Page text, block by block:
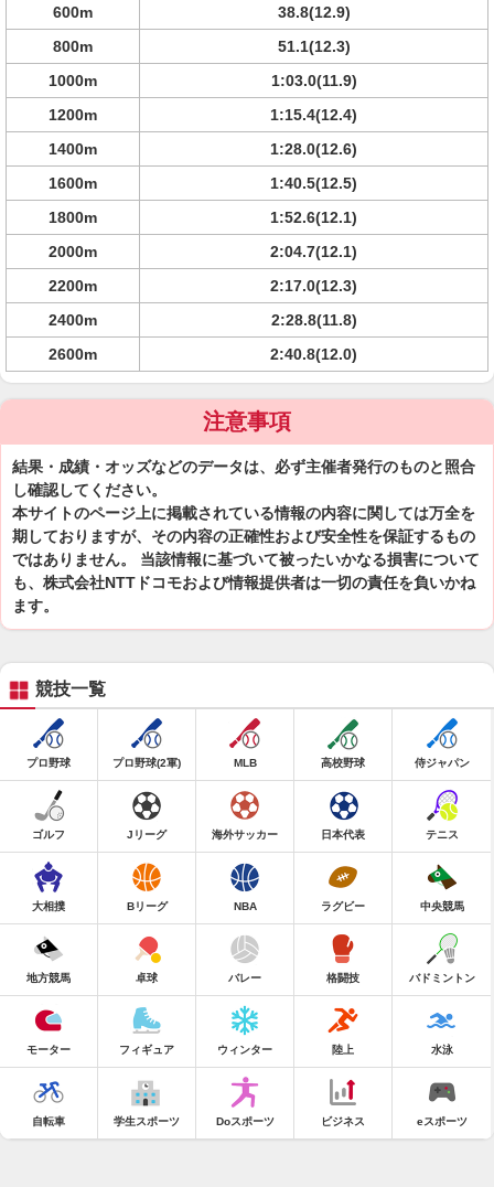
600m
38.8(12.9)
800m
51.1(12.3)
1000m
1:03.0(11.9)
1200m
1:15.4(12.4)
1400m
1:28.0(12.6)
1600m
1:40.5(12.5)
1800m
1:52.6(12.1)
2000m
2:04.7(12.1)
2200m
2:17.0(12.3)
2400m
2:28.8(11.8)
2600m
2:40.8(12.0)
注意事項
結果・成績・オッズなどのデータは、必ず主催者発行のものと照合
し確認してください。
本サイトのページ上に掲載されている情報の内容に関しては万全を
期しておりますが、その内容の正確性および安全性を保証するもの
ではありません。 当該情報に基づいて被ったいかなる損害について
も、株式会社NTTドコモおよび情報提供者は一切の責任を負いかね
ます。
競技一覧
プロ野球 プロ野球(2軍) MLB 高校野球 侍ジャパン
ゴルフ Jリーグ 海外サッカー 日本代表 テニス
大相撲 Bリーグ NBA ラグビー 中央競馬
地方競馬 卓球 バレー 格闘技 バドミントン
モーター フィギュア ウィンター 陸上 水泳
自転車 学生スポーツ Doスポーツ ビジネス eスポーツ